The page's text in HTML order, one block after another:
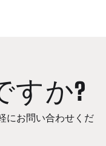
すか?
にお問い合わせくだ